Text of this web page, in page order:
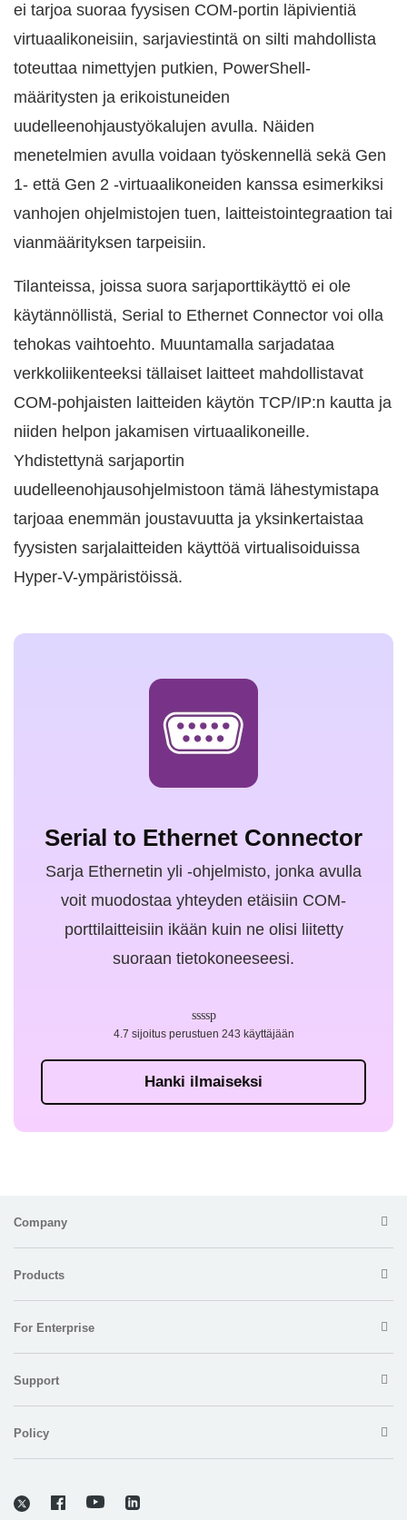
ei tarjoa suoraa fyysisen COM-portin läpivientiä
virtuaalikoneisiin, sarjaviestintä on silti mahdollista
toteuttaa nimettyjen putkien, PowerShell-
määritysten ja erikoistuneiden
uudelleenohjaustyökalujen avulla. Näiden
menetelmien avulla voidaan työskennellä sekä Gen
1- että Gen 2 -virtuaalikoneiden kanssa esimerkiksi
vanhojen ohjelmistojen tuen, laitteistointegraation tai
vianmäärityksen tarpeisiin.
Tilanteissa, joissa suora sarjaporttikäyttö ei ole
käytännöllistä, Serial to Ethernet Connector voi olla
tehokas vaihtoehto. Muuntamalla sarjadataa
verkkoliikenteeksi tällaiset laitteet mahdollistavat
COM-pohjaisten laitteiden käytön TCP/IP:n kautta ja
niiden helpon jakamisen virtuaalikoneille.
Yhdistettynä sarjaportin
uudelleenohjausohjelmistoon tämä lähestymistapa
tarjoaa enemmän joustavuutta ja yksinkertaistaa
fyysisten sarjalaitteiden käyttöä virtualisoiduissa
Hyper-V-ympäristöissä.
Serial to Ethernet Connector
Sarja Ethernetin yli -ohjelmisto, jonka avulla
voit muodostaa yhteyden etäisiin COM-
porttilaitteisiin ikään kuin ne olisi liitetty
suoraan tietokoneeseesi.
Hanki ilmaiseksi
4.7 sijoitus perustuen 243 käyttäjään
Company
Products
For Enterprise
Support
Policy